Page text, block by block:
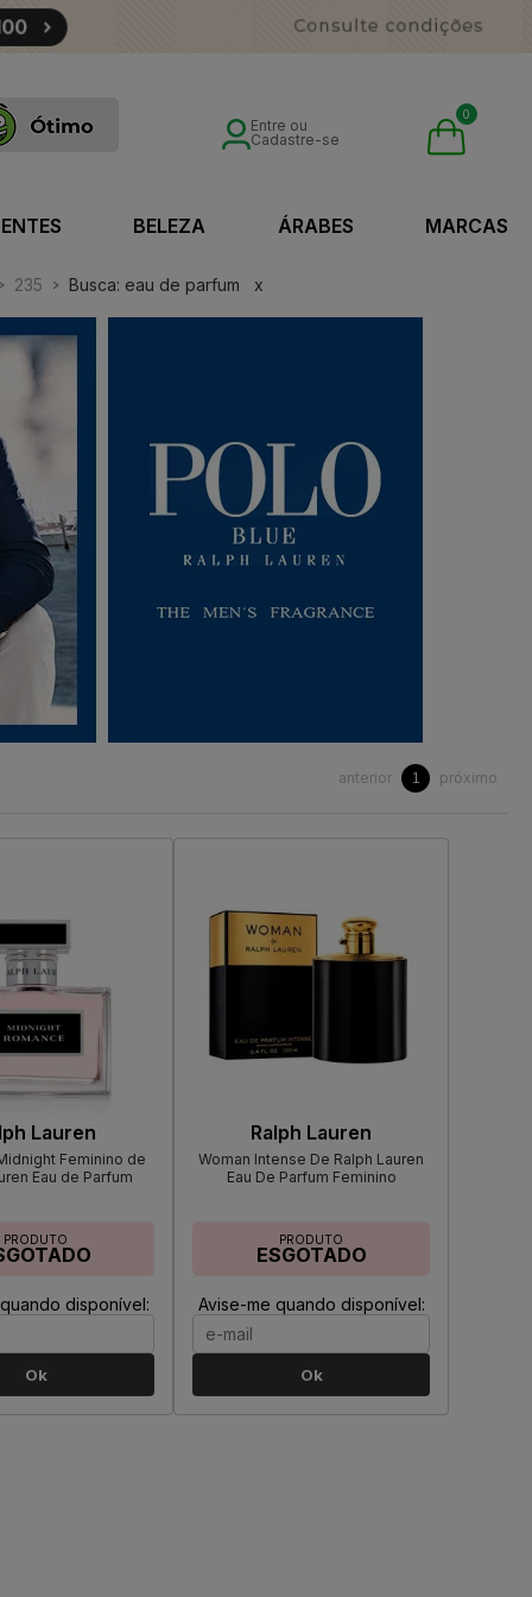
Entre ou
Cadastre-se
0
BELEZA ÁRABES MARCAS
235 Busca: eau de parfum x
anterior 1 próximo
Lauren
Feminino de
Eau de Parfum
PRODUTO
quando disponível:
Ok
Ralph Lauren
Woman Intense De Ralph Lauren
Eau De Parfum Feminino
PRODUTO
ESGOTADO
Avise-me quando disponível:
Ok